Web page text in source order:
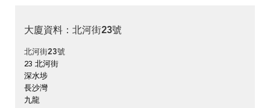
大廈資料：北河街23號
北河街23號
23 北河街
深水埗
長沙灣
九龍